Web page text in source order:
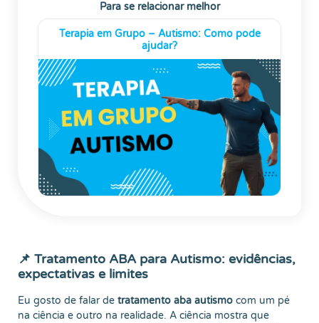
Para se relacionar melhor
Terapia em Grupo – Autismo: Como pode
ajudar?
📌 Tratamento ABA para Autismo: evidências,
expectativas e limites
Eu gosto de falar de tratamento aba autismo com um pé
na ciência e outro na realidade. A ciência mostra que